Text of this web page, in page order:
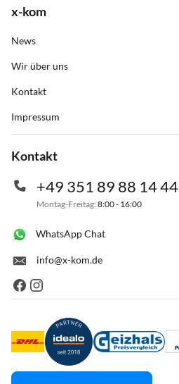
x-kom
News
Wir über uns
Kontakt
Impressum
Kontakt
+49 351 89 88 14 44
Montag-Freitag: 8:00 - 16:00
WhatsApp Chat
info@x-kom.de